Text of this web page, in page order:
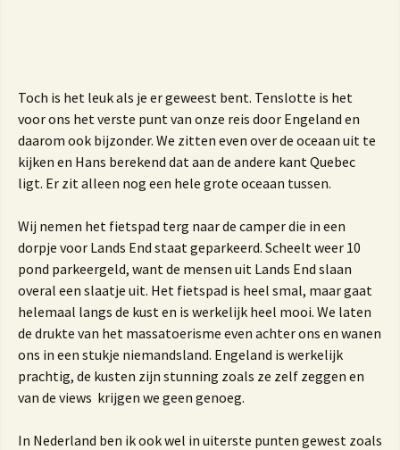
Toch is het leuk als je er geweest bent. Tenslotte is het
voor ons het verste punt van onze reis door Engeland en
daarom ook bijzonder. We zitten even over de oceaan uit te
kijken en Hans berekend dat aan de andere kant Quebec
ligt. Er zit alleen nog een hele grote oceaan tussen.
Wij nemen het fietspad terg naar de camper die in een
dorpje voor Lands End staat geparkeerd. Scheelt weer 10
pond parkeergeld, want de mensen uit Lands End slaan
overal een slaatje uit. Het fietspad is heel smal, maar gaat
helemaal langs de kust en is werkelijk heel mooi. We laten
de drukte van het massatoerisme even achter ons en wanen
ons in een stukje niemandsland. Engeland is werkelijk
prachtig, de kusten zijn stunning zoals ze zelf zeggen en
van de views krijgen we geen genoeg.
In Nederland ben ik ook wel in uiterste punten gewest zoals